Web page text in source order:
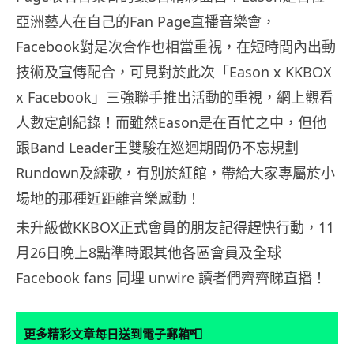
亞洲藝人在自己的Fan Page直播音樂會，
Facebook對是次合作也相當重視，在短時間內出動
技術及宣傳配合，可見對於此次「Eason x KKBOX
x Facebook」三強聯手推出活動的重視，網上觀看
人數定創紀錄！而雖然Eason是在百忙之中，但他
跟Band Leader王雙駿在巡迴期間仍不忘規劃
Rundown及練歌，有別於紅館，帶給大家專屬於小
場地的那種近距離音樂感動！
未升級做KKBOX正式會員的朋友記得趕快行動，11
月26日晚上8點準時跟其他各區會員及全球
Facebook fans 同埋 unwire 讀者們齊齊睇直播！
更多精彩文章每日送到電子郵箱📮